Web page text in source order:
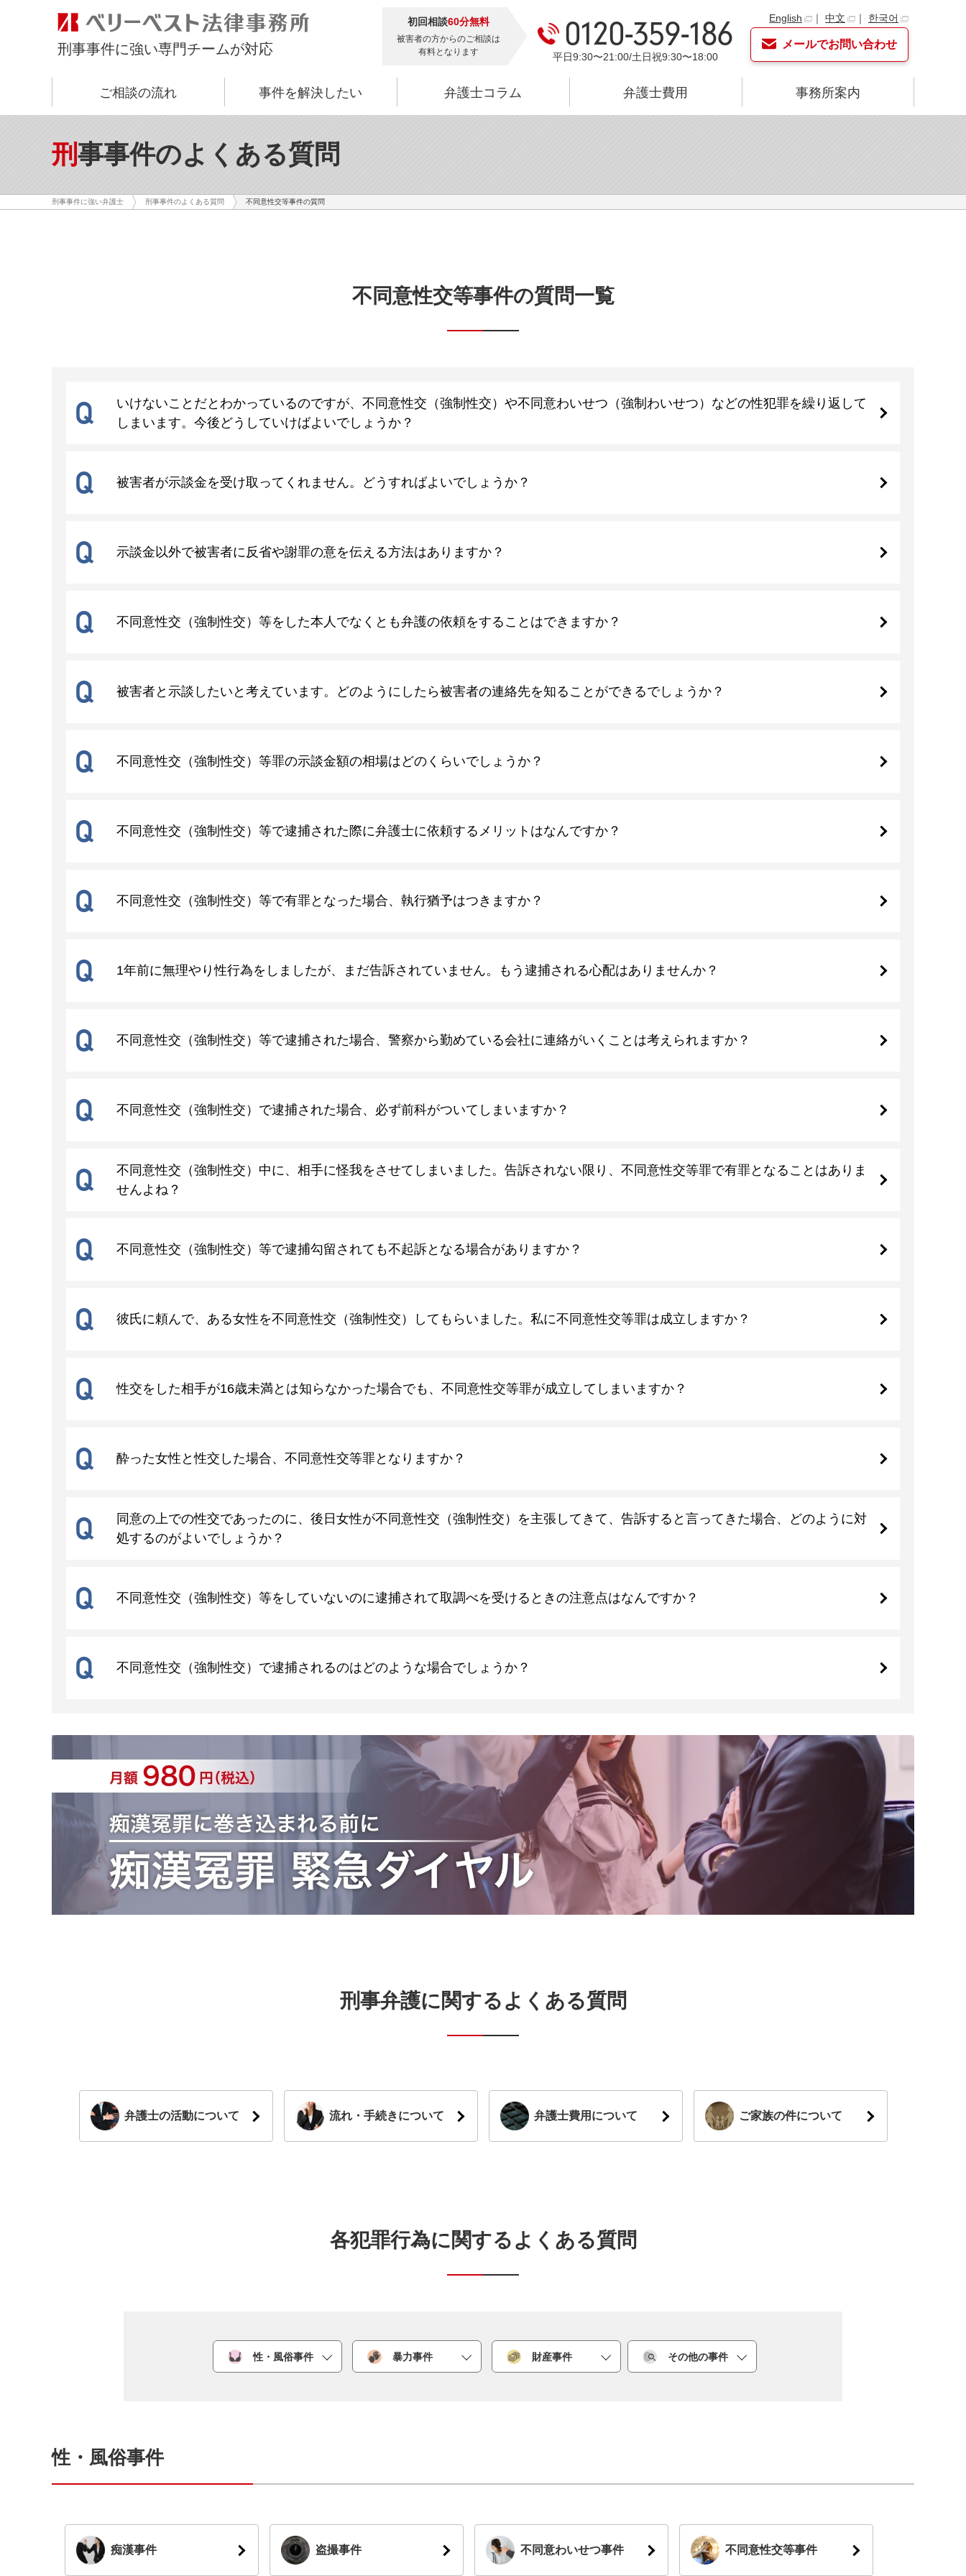
刑事事件に強い専門チームが対応
初回相談60分無料
被害者の方からのご相談は
有料となります
0120-359-186
平日9:30〜21:00/土日祝9:30〜18:00
English ｜ 中文 ｜ 한국어
メールでお問い合わせ
ご相談の流れ 事件を解決したい 弁護士コラム 弁護士費用 事務所案内
刑事事件のよくある質問
刑事事件に強い弁護士 刑事事件のよくある質問 不同意性交等事件の質問
不同意性交等事件の質問一覧
Q
いけないことだとわかっているのですが、不同意性交（強制性交）や不同意わいせつ（強制わいせつ）などの性犯罪を繰り返して
しまいます。今後どうしていけばよいでしょうか？
Q 被害者が示談金を受け取ってくれません。どうすればよいでしょうか？
Q 示談金以外で被害者に反省や謝罪の意を伝える方法はありますか？
Q 不同意性交（強制性交）等をした本人でなくとも弁護の依頼をすることはできますか？
Q 被害者と示談したいと考えています。どのようにしたら被害者の連絡先を知ることができるでしょうか？
Q 不同意性交（強制性交）等罪の示談金額の相場はどのくらいでしょうか？
Q 不同意性交（強制性交）等で逮捕された際に弁護士に依頼するメリットはなんですか？
Q 不同意性交（強制性交）等で有罪となった場合、執行猶予はつきますか？
Q 1年前に無理やり性行為をしましたが、まだ告訴されていません。もう逮捕される心配はありませんか？
Q 不同意性交（強制性交）等で逮捕された場合、警察から勤めている会社に連絡がいくことは考えられますか？
Q 不同意性交（強制性交）で逮捕された場合、必ず前科がついてしまいますか？
Q
不同意性交（強制性交）中に、相手に怪我をさせてしまいました。告訴されない限り、不同意性交等罪で有罪となることはありま
せんよね？
Q 不同意性交（強制性交）等で逮捕勾留されても不起訴となる場合がありますか？
Q 彼氏に頼んで、ある女性を不同意性交（強制性交）してもらいました。私に不同意性交等罪は成立しますか？
Q 性交をした相手が16歳未満とは知らなかった場合でも、不同意性交等罪が成立してしまいますか？
Q 酔った女性と性交した場合、不同意性交等罪となりますか？
Q
同意の上での性交であったのに、後日女性が不同意性交（強制性交）を主張してきて、告訴すると言ってきた場合、どのように対
処するのがよいでしょうか？
Q 不同意性交（強制性交）等をしていないのに逮捕されて取調べを受けるときの注意点はなんですか？
Q 不同意性交（強制性交）で逮捕されるのはどのような場合でしょうか？
刑事弁護に関するよくある質問
弁護士の活動について 流れ・手続きについて 弁護士費用について ご家族の件について
各犯罪行為に関するよくある質問
性・風俗事件 暴力事件 財産事件 その他の事件
性・風俗事件
痴漢事件 盗撮事件 不同意わいせつ事件 不同意性交等事件